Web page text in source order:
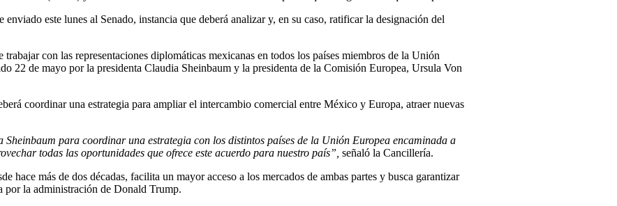
este lunes al Senado, instancia que deberá analizar y, en su caso, ratificar la designación del
con las representaciones diplomáticas mexicanas en todos los países miembros de la Unión
22 de mayo por la presidenta Claudia Sheinbaum y la presidenta de la Comisión Europea, Ursula Von
coordinar una estrategia para ampliar el intercambio comercial entre México y Europa, atraer nuevas
para coordinar una estrategia con los distintos países de la Unión Europea encaminada a
todas las oportunidades que ofrece este acuerdo para nuestro país”, señaló la Cancillería.
más de dos décadas, facilita un mayor acceso a los mercados de ambas partes y busca garantizar
por la administración de Donald Trump.